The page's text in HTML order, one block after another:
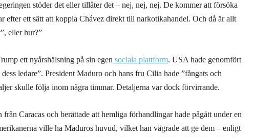
stöder det eller tillåter det – nej, nej, nej. De kommer att försöka
efter ett sätt att koppla Chávez direkt till narkotikahandel. Och då är allt
eller hur?”
ett nyårshälsning på sin egen sociala plattform. USA hade genomfört
ledare”. President Maduro och hans fru Cilia hade ”fångats och
skulle följa inom några timmar. Detaljerna var dock förvirrande.
från Caracas och berättade att hemliga förhandlingar hade pågått under en
ville ha Maduros huvud, vilket han vägrade att ge dem – enligt